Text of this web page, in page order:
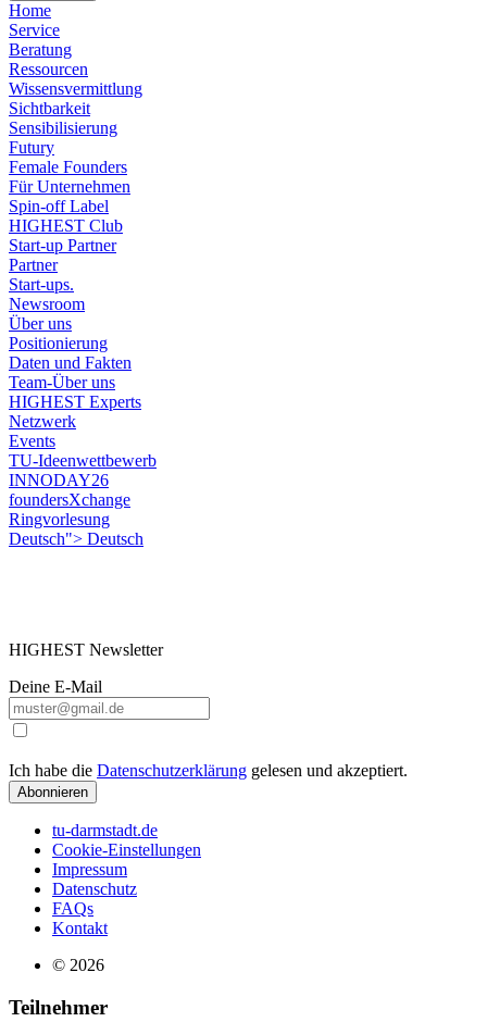
Home
Service
Beratung
Ressourcen
Wissensvermittlung
Sichtbarkeit
Sensibilisierung
Futury
Female Founders
Für Unternehmen
Spin-off Label
HIGHEST Club
Start-up Partner
Partner
Start-ups.
Newsroom
Über uns
Positionierung
Daten und Fakten
Team-Über uns
HIGHEST Experts
Netzwerk
Events
TU-Ideenwettbewerb
INNODAY26
foundersXchange
Ringvorlesung
Deutsch"> Deutsch
HIGHEST Newsletter
Deine E-Mail
Ich habe die Datenschutzerklärung gelesen und akzeptiert.
Abonnieren
tu-darmstadt.de
Cookie-Einstellungen
Impressum
Datenschutz
FAQs
Kontakt
© 2026
Teilnehmer